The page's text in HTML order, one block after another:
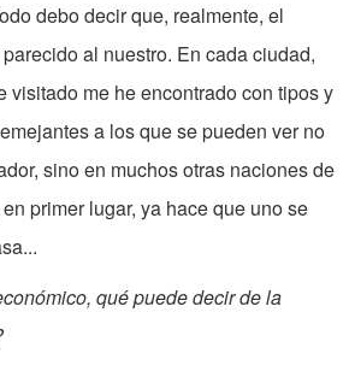
debo decir que, realmente, el
al nuestro. En cada ciudad,
visitado me he encontrado con tipos y
a los que se pueden ver no
sino en muchos otras naciones de
primer lugar, ya hace que uno se
qué puede decir de la